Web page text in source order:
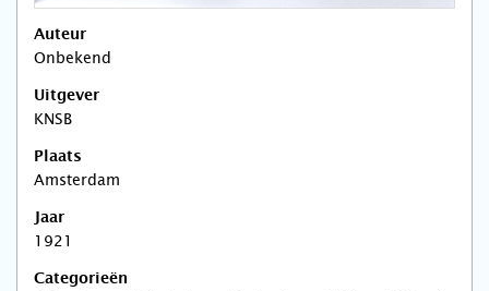
Auteur
Onbekend
Uitgever
KNSB
Plaats
Amsterdam
Jaar
1921
Categorieën